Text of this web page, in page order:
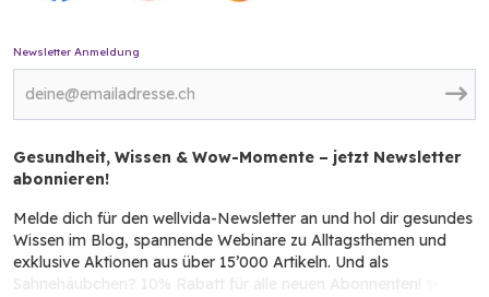
Newsletter Anmeldung
Gesundheit, Wissen & Wow-Momente – jetzt Newsletter
abonnieren!
Melde dich für den wellvida-Newsletter an und hol dir gesundes
Wissen im Blog, spannende Webinare zu Alltagsthemen und
exklusive Aktionen aus über 15’000 Artikeln. Und als